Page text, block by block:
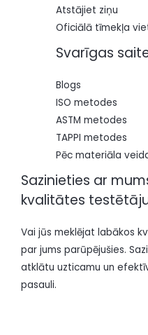
Atstājiet ziņu
Oficiālā tīmekļa
Svarīgas
Blogs
ISO metodes
ASTM metodes
TAPPI metodes
Pēc materiāla
Sazinieties ar
kvalitātes
Vai jūs meklējat labākos
par jums parūpējušies.
atklātu uzticamu un
pasauli.